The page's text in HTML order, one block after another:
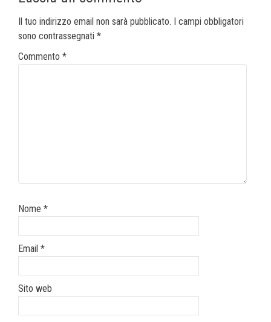
Il tuo indirizzo email non sarà pubblicato. I campi obbligatori
sono contrassegnati *
Commento *
Nome *
Email *
Sito web